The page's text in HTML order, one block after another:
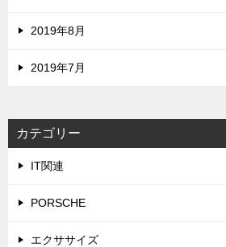
2019年8月
2019年7月
カテゴリー
IT関連
PORSCHE
エクササイズ